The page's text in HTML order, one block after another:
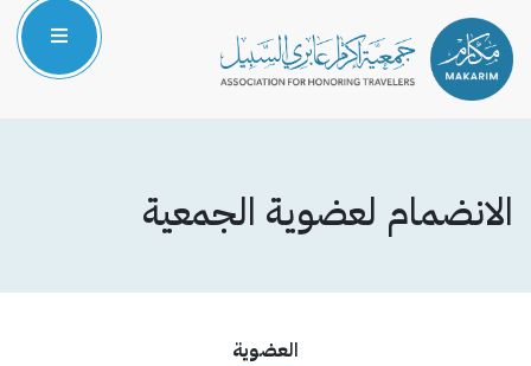
المركز الإعلامي
الشركاء والداعمون
الانضمام لعضوية الجمعية
العضوية